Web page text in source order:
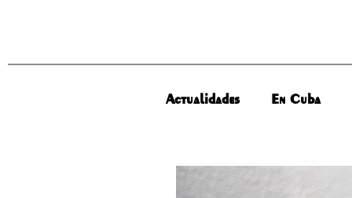
Actualidades En Cuba